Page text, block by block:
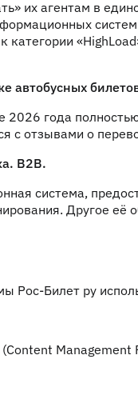
их агентам в
категории
автобусных
2026 года
с отзывами о
B2B.
система,
Другое её
Билет ру
Management